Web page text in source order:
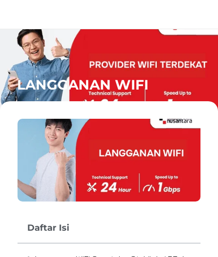
LANGGANAN WIFI
Daftar Isi